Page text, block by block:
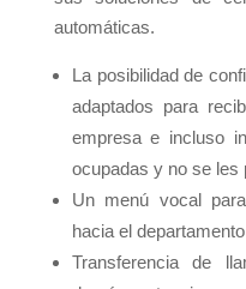
automáticas.
La posibilidad de
adaptados para
empresa e incluso
ocupadas y no se les
Un menú vocal
hacia el
Transferencia de